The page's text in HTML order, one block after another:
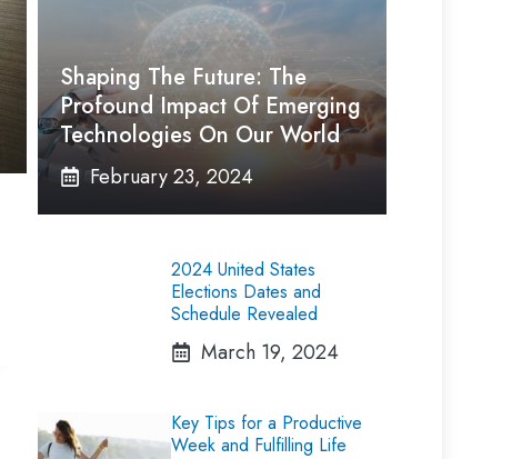
Shaping The Future: The
Profound Impact Of Emerging
Technologies On Our World
February 23, 2024
2024 United States
Elections Dates and
Schedule Revealed
March 19, 2024
Key Tips for a Productive
Week and Fulfilling Life